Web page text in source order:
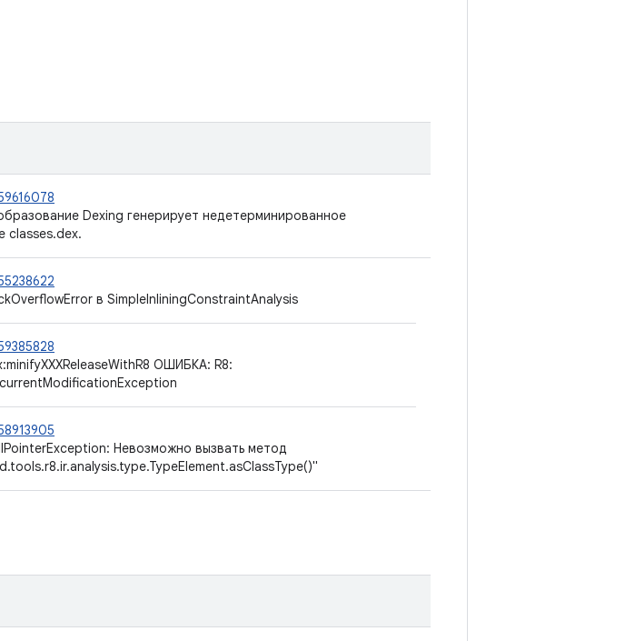
Dexing генерирует недетерминированное
classes.dex.
в SimpleInliningConstraintAnalysis
ОШИБКА: R8:
Невозможно вызвать метод